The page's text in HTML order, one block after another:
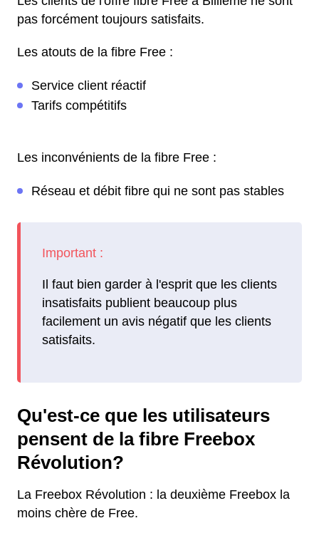
pas forcément toujours satisfaits.
Les atouts de la fibre Free :
Service client réactif
Tarifs compétitifs
Les inconvénients de la fibre Free :
Réseau et débit fibre qui ne sont pas stables
Il faut bien garder à l'esprit que les clients
insatisfaits publient beaucoup plus
facilement un avis négatif que les clients
satisfaits.
Qu'est-ce que les utilisateurs
pensent de la fibre Freebox
Révolution?
La Freebox Révolution : la deuxième Freebox la
moins chère de Free.